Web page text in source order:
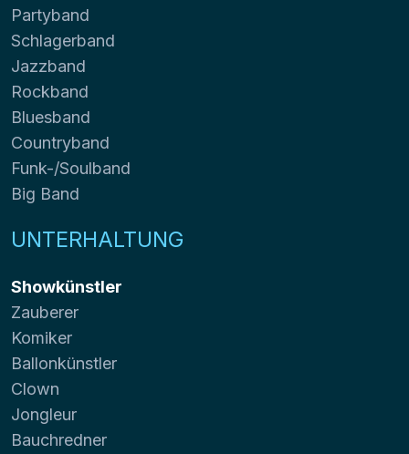
Partyband
Schlagerband
Jazzband
Rockband
Bluesband
Countryband
Funk-/Soulband
Big Band
UNTERHALTUNG
Showkünstler
Zauberer
Komiker
Ballonkünstler
Clown
Jongleur
Bauchredner